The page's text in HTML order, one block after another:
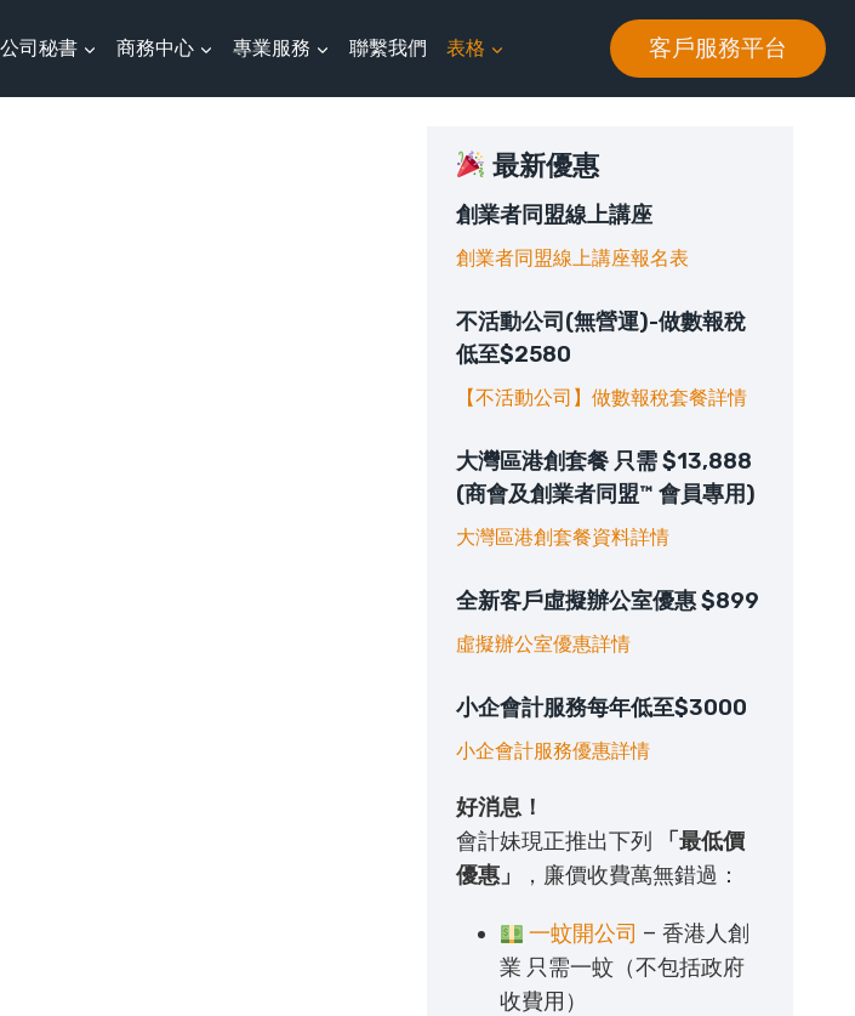
公司秘書 商務中心 專業服務 聯繫我們 表格 客戶服務平台
最新優惠
創業者同盟線上講座
創業者同盟線上講座報名表
不活動公司(無營運)-做數報稅
低至$2580
【不活動公司】做數報稅套餐詳情
大灣區港創套餐 只需 $13,888
(商會及創業者同盟™ 會員專用)
大灣區港創套餐資料詳情
全新客戶虛擬辦公室優惠 $899
虛擬辦公室優惠詳情
小企會計服務每年低至$3000
小企會計服務優惠詳情
好消息！
會計妹現正推出下列
「最低價
優惠」
，廉價收費萬無錯過：
一蚊開公司 – 香港人創
業 只需一蚊（不包括政府
收費用）